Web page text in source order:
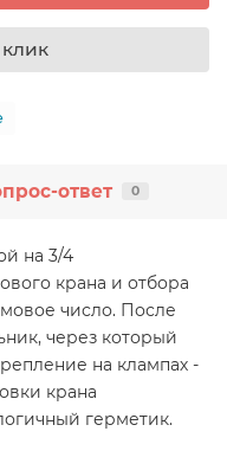
клик
ответ 0
на 3/4
крана и отбора
число. После
через который
на клампах -
крана
герметик.